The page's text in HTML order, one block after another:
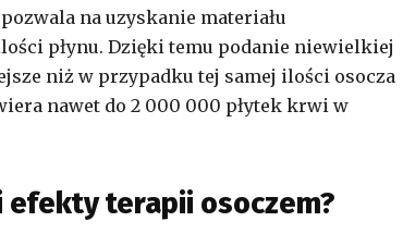
na uzyskanie materiału
płynu. Dzięki temu podanie niewielkiej
niż w przypadku tej samej ilości osocza
nawet do 2 000 000 płytek krwi w
efekty terapii osoczem?